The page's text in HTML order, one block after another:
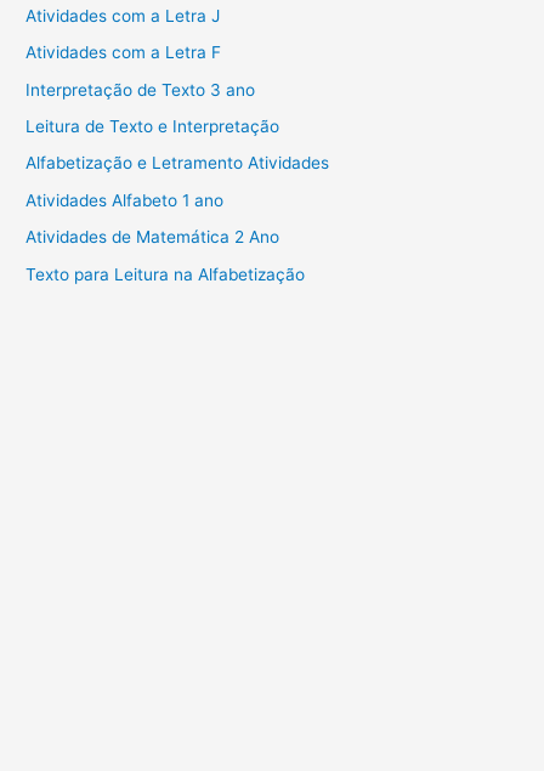
Atividades com a Letra J
Atividades com a Letra F
Interpretação de Texto 3 ano
Leitura de Texto e Interpretação
Alfabetização e Letramento Atividades
Atividades Alfabeto 1 ano
Atividades de Matemática 2 Ano
Texto para Leitura na Alfabetização